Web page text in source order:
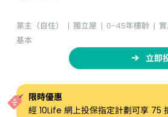
業主（自住） 獨立屋 0-45年樓齡
基本
立即
限時優惠
經 10Life 網上投保指定計劃可享 75